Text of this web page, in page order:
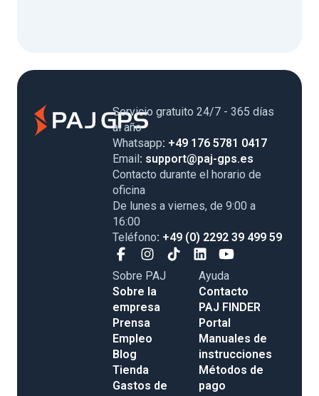
Servicio gratuito 24/7 - 365 días
al año
Whatsapp: +49 176 5781 0417
Email: support@paj-gps.es
Contacto durante el horario de
oficina
De lunes a viernes, de 9:00 a
16:00
Teléfono: +49 (0) 2292 39 499 59
Sobre PAJ
Sobre la
empresa
Prensa
Empleo
Blog
Tienda
Gastos de
Ayuda
Contacto
PAJ FINDER
Portal
Manuales de
instrucciones
Métodos de
pago